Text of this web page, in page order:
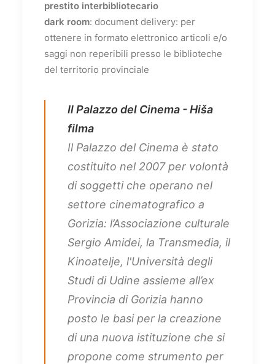
prestito interbibliotecario
dark room: document delivery: per
ottenere in formato elettronico articoli e/o
saggi non reperibili presso le biblioteche
del territorio provinciale
Il Palazzo del Cinema - Hiša
filma
Il Palazzo del Cinema è stato
costituito nel 2007 per volontà
di soggetti che operano nel
settore cinematografico a
Gorizia: l’Associazione culturale
Sergio Amidei, la Transmedia, il
Kinoatelje, l'Università degli
Studi di Udine assieme all’ex
Provincia di Gorizia hanno
posto le basi per la creazione
di una nuova istituzione che si
propone come strumento per